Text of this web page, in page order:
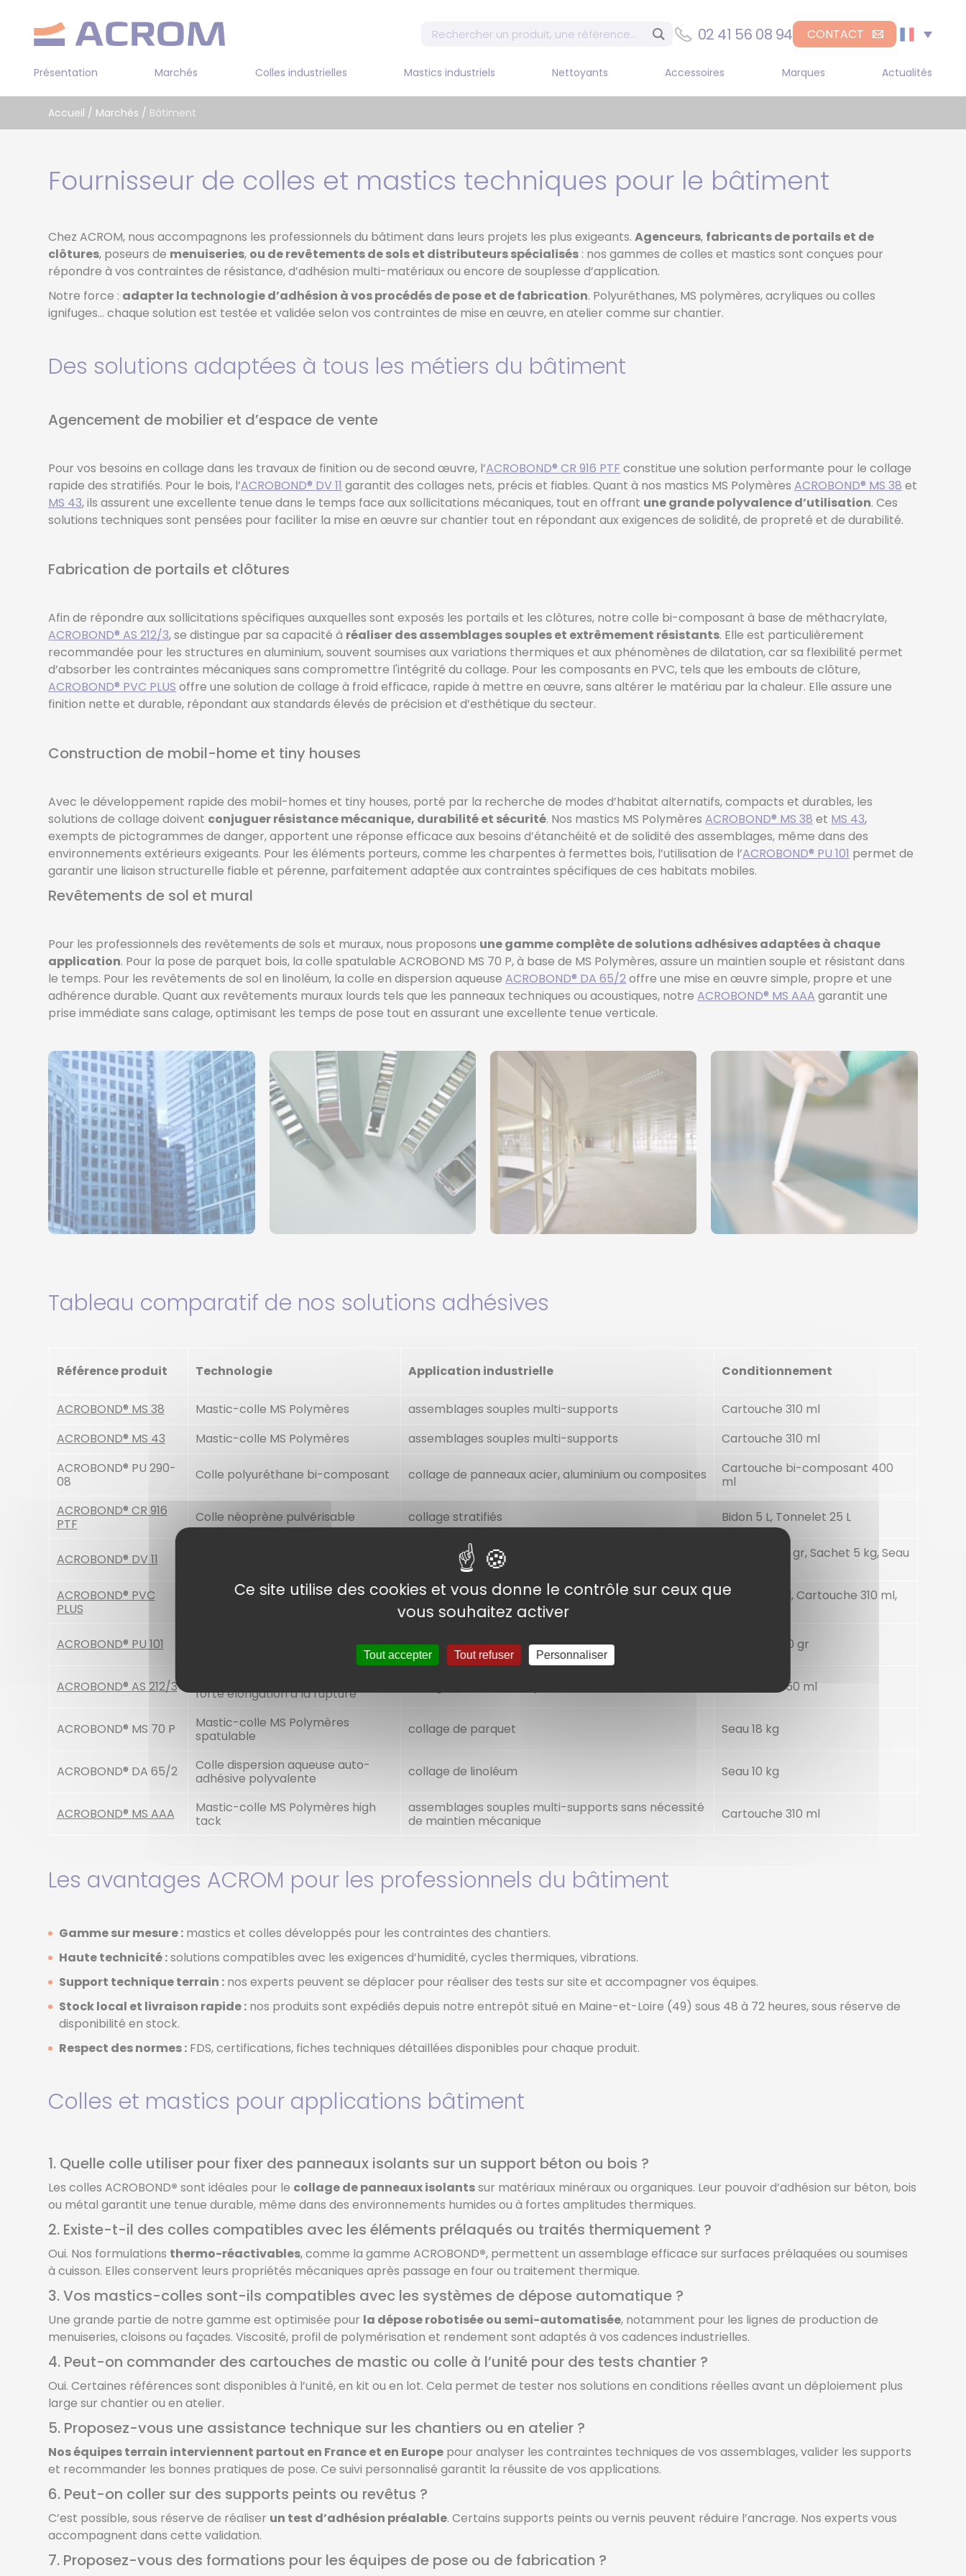
02 41 56 08 94 CONTACT
Présentation
Marchés
Transport
Industrie
Cuir / textile
Colles industrielles
COLLE PRE POLYMERE
COLLE AQUEUSE
COLLE CYANOACRYLATE
COLLE EPOXY MONO ET BI-
COMPOSANTS
COLLE HOTMELT
Mastics industriels
MASTIC PU
Nettoyants
Accessoires
MELANGEURS
COMPOSANT
MONO COMPOSANT
PISTOLET ELECTRIQUE MONO
PISTOLET MANUEL BI
COMPOSANT
PISTOLET PNEUMATIQUE BI
PISTOLET ELECTRIQUE BI
COMPOSANT
Marques
Sika
Medmix
Actualités
Accueil / Marchés / Bâtiment
Fournisseur de colles et mastics techniques pour le bâtiment
Chez ACROM, nous accompagnons les professionnels du bâtiment dans leurs projets les plus exigeants.Agenceurs, fabricants de portails et de
clôtures, poseurs de menuiseries, ou de revêtements de sols et distributeurs spécialisés : nos gammes de colles et mastics sont conçues pour
répondre à vos contraintes de résistance, d’adhésion multi-matériaux ou encore de souplesse d’application.
Notre force : adapter la technologie d’adhésion à vos procédés de pose et de fabrication. Polyuréthanes, MS polymères, acryliques ou colles
ignifuges… chaque solution est testée et validée selon vos contraintes de mise en œuvre, en atelier comme sur chantier.
Des solutions adaptées à tous les métiers du bâtiment
Agencement de mobilier et d’espace de vente
Pour vos besoins en collage dans les travaux de finition ou de second œuvre, l’ACROBOND® CR 916 PTF constitue une solution performante pour le collage
rapide des stratifiés. Pour le bois, l’ACROBOND® DV 11 garantit des collages nets, précis et fiables. Quant à nos mastics MS PolymèresACROBOND® MS 38 et
MS 43, ils assurent une excellente tenue dans le temps face aux sollicitations mécaniques, tout en offrant une grande polyvalence d’utilisation. Ces
solutions techniques sont pensées pour faciliter la mise en œuvre sur chantier tout en répondant aux exigences de solidité, de propreté et de durabilité.
Fabrication de portails et clôtures
Afin de répondre aux sollicitations spécifiques auxquelles sont exposés les portails et les clôtures, notre colle bi-composant à base de méthacrylate,
ACROBOND® AS 212/3, se distingue par sa capacité à réaliser des assemblages souples et extrêmement résistants. Elle est particulièrement
recommandée pour les structures en aluminium, souvent soumises aux variations thermiques et aux phénomènes de dilatation, car sa flexibilité permet
d’absorber les contraintes mécaniques sans compromettre l'intégrité du collage. Pour les composants en PVC, tels que les embouts de clôture,
ACROBOND® PVC PLUS offre une solution de collage à froid efficace, rapide à mettre en œuvre, sans altérer le matériau par la chaleur. Elle assure une
finition nette et durable, répondant aux standards élevés de précision et d’esthétique du secteur.
Construction de mobil-home et tiny houses
Avec le développement rapide des mobil-homes et tiny houses, porté par la recherche de modes d’habitat alternatifs, compacts et durables, les
solutions de collage doivent conjuguer résistance mécanique, durabilité et sécurité. Nos mastics MS PolymèresACROBOND® MS 38 et MS 43,
exempts de pictogrammes de danger, apportent une réponse efficace aux besoins d’étanchéité et de solidité des assemblages, même dans des
environnements extérieurs exigeants. Pour les éléments porteurs, comme les charpentes à fermettes bois, l’utilisation de l’ACROBOND® PU 101 permet de
garantir une liaison structurelle fiable et pérenne, parfaitement adaptée aux contraintes spécifiques de ces habitats mobiles.
Revêtements de sol et mural
Pour les professionnels des revêtements de sols et muraux, nous proposons une gamme complète de solutions adhésives adaptées à chaque
application. Pour la pose de parquet bois, la colle spatulable ACROBOND MS 70 P, à base de MS Polymères, assure un maintien souple et résistant dans
le temps. Pour les revêtements de sol en linoléum, la colle en dispersion aqueuseACROBOND® DA 65/2offre une mise en œuvre simple, propre et une
adhérence durable. Quant aux revêtements muraux lourds tels que les panneaux techniques ou acoustiques, notreACROBOND® MS AAA garantit une
prise immédiate sans calage, optimisant les temps de pose tout en assurant une excellente tenue verticale.
Tableau comparatif de nos solutions adhésives
Référence produit Technologie Application industrielle Conditionnement
ACROBOND® MS 38 Mastic-colle MS Polymères assemblages souples multi-supports
Cartouche 310 ml
ACROBOND® MS 43
Mastic-colle MS Polymères assemblages souples multi-supports
Cartouche 310 ml
ACROBOND® PU 290-
08
Colle polyuréthane bi-composant collage de panneaux acier, aluminium ou composites
Cartouche bi-composant 400
ml
ACROBOND® CR 916
PTF
Colle néoprène pulvérisable collage stratifiés Bidon 5 L, Tonnelet 25 L
ACROBOND® DV 11 assemblages de bois
Biberon 750 gr, Sachet 5 kg, Seau
ACROBOND® PVC
PLUS
soudo-collage à froid de PVC rigide ou aux collages
PVC/ABS
Tube 200 ml, Cartouche 310 ml,
ACROBOND® PU 101 collage de mousses polyuréthanes Bouteille 500 gr
ACROBOND® AS 212/3
forte élongation à la rupture
Cartouche 50 ml
ACROBOND® MS 70 P
Mastic-colle MS Polymères
spatulable
collage de parquet Seau 18 kg
ACROBOND® DA 65/2
Colle dispersion aqueuse auto-
adhésive polyvalente
collage de linoléum Seau 10 kg
ACROBOND® MS AAA
Mastic-colle MS Polymères high
tack
assemblages souples multi-supports sans nécessité
de maintien mécanique
Cartouche 310 ml
Les avantages ACROM pour les professionnels du bâtiment
Gamme sur mesure : mastics et colles développés pour les contraintes des chantiers.
Haute technicité :solutions compatibles avec les exigences d’humidité, cycles thermiques, vibrations.
Support technique terrain : nos experts peuvent se déplacer pour réaliser des tests sur site et accompagner vos équipes.
Stock local et livraison rapide : nos produits sont expédiés depuis notre entrepôt situé en Maine-et-Loire (49) sous 48 à 72 heures, sous réserve de
disponibilité en stock.
Respect des normes : FDS, certifications, fiches techniques détaillées disponibles pour chaque produit.
Colles et mastics pour applications bâtiment
1. Quelle colle utiliser pour fixer des panneaux isolants sur un support béton ou bois ?
Les colles ACROBOND® sont idéales pour le collage de panneaux isolantssur matériaux minéraux ou organiques. Leur pouvoir d’adhésion sur béton, bois
ou métal garantit une tenue durable, même dans des environnements humides ou à fortes amplitudes thermiques.
2. Existe-t-il des colles compatibles avec les éléments prélaqués ou traités thermiquement ?
Oui. Nos formulations thermo-réactivables, comme la gamme ACROBOND®, permettent un assemblage efficace sur surfaces prélaquées ou soumises
à cuisson. Elles conservent leurs propriétés mécaniques après passage en four ou traitement thermique.
3. Vos mastics-colles sont-ils compatibles avec les systèmes de dépose automatique ?
Une grande partie de notre gamme est optimisée pour la dépose robotisée ou semi-automatisée, notamment pour les lignes de production de
menuiseries, cloisons ou façades. Viscosité, profil de polymérisation et rendement sont adaptés à vos cadences industrielles.
4. Peut-on commander des cartouches de mastic ou colle à l’unité pour des tests chantier ?
Oui. Certaines références sont disponibles à l’unité, en kit ou en lot. Cela permet de tester nos solutions en conditions réelles avant un déploiement plus
large sur chantier ou en atelier.
5. Proposez-vous une assistance technique sur les chantiers ou en atelier ?
Nos équipes terrain interviennent partout en France et en Europe pour analyser les contraintes techniques de vos assemblages, valider les supports
et recommander les bonnes pratiques de pose. Ce suivi personnalisé garantit la réussite de vos applications.
6. Peut-on coller sur des supports peints ou revêtus ?
C’est possible, sous réserve de réaliser un test d’adhésion préalable. Certains supports peints ou vernis peuvent réduire l’ancrage. Nos experts vous
accompagnent dans cette validation.
7. Proposez-vous des formations pour les équipes de pose ou de fabrication ?
Ce site utilise des cookies et vous donne le contrôle sur ceux que
vous souhaitez activer
Tout accepter Tout refuser Personnaliser